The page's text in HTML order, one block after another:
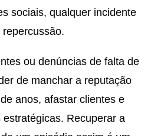
sociais, qualquer incidente
ou denúncias de falta de
de manchar a reputação
anos, afastar clientes e
Recuperar a